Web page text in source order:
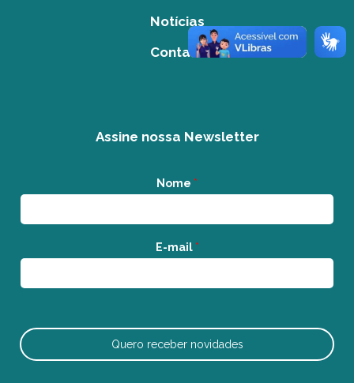
Notícias
Contato
Assine nossa Newsletter
Nome *
E-mail *
Quero receber novidades